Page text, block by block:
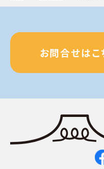
お問合せはこ